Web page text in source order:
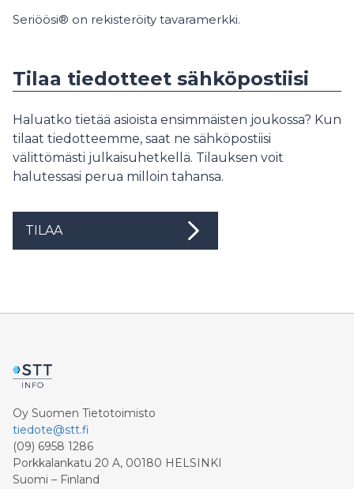
Seriöösi® on rekisteröity tavaramerkki.
Tilaa tiedotteet sähköpostiisi
Haluatko tietää asioista ensimmäisten joukossa? Kun
tilaat tiedotteemme, saat ne sähköpostiisi
välittömästi julkaisuhetkellä. Tilauksen voit
halutessasi perua milloin tahansa.
TILAA
Oy Suomen Tietotoimisto
tiedote@stt.fi
(09) 6958 1286
Porkkalankatu 20 A, 00180 HELSINKI
Suomi – Finland